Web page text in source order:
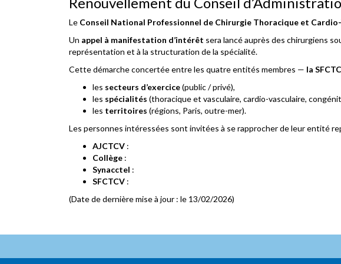
Le Conseil National Professionnel de Chirurgie Thoracique et
Un appel à manifestation d’intérêt sera lancé auprès des chirurgiens
représentation et à la structuration de la spécialité.
Cette démarche concertée entre les quatre entités membres — la
les secteurs d’exercice(public / privé),
les spécialités (thoracique et vasculaire, cardio-vasculaire,
les territoires (régions, Paris, outre-mer).
Les personnes intéressées sont invitées à se rapprocher de leur entité
AJCTCV :
Collège :
Synacctel :
SFCTCV :
(Date de dernière mise à jour : le 13/02/2026)